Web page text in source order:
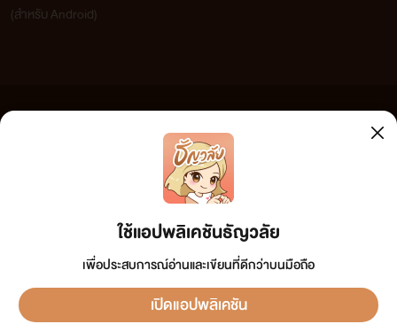
ใช้แอปพลิเคชันธัญวลัย
เพื่อประสบการณ์อ่านและเขียนที่ดีกว่าบนมือถือ
เปิดแอปพลิเคชัน
(สำหรับ Android)
เว็บไซต์แห่งนี้ไม่ได้เห็นด้วยและไม่ขอรับผิดชอบต่อข้อความใดๆ ทั้งสิ้น ดังนั้นผู้อ่านทุกท่านโปรดใช้
วิจารณญาณในการกลั่นกรองด้วยตนเอง และหากท่านพบข้อความใดๆ ที่ขัดต่อกฎหมายและศีลธรรม
กรุณาแจ้งมาที่ tunwalai@ookbee.com เพื่อทีมงานจะได้ดำเนินการในทันที ทั้งนี้ ทางเว็บไซต์ขอสงวน
ลิขสิทธิ์ตามพระราชบัญญัติลิขสิทธิ์ (ฉบับเพิ่มเติม) พ.ศ.2558